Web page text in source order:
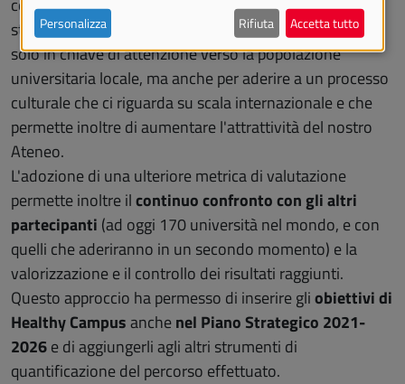
strategica per disegnare le azioni dei prossimi anni non
solo in chiave di attenzione verso la popolazione
universitaria locale, ma anche per aderire a un processo
culturale che ci riguarda su scala internazionale e che
permette inoltre di aumentare l'attrattività del nostro
Ateneo.
L'adozione di una ulteriore metrica di valutazione
permette inoltre ilcontinuo confronto con gli altri
partecipanti (ad oggi 170 università nel mondo, e con
quelli che aderiranno in un secondo momento) e la
valorizzazione e il controllo dei risultati raggiunti.
Questo approccio ha permesso di inserire gliobiettivi di
Healthy Campusanchenel Piano Strategico 2021-
2026e di aggiungerli agli altri strumenti di
quantificazione del percorso effettuato.
Personalizza Rifiuta Accetta tutto